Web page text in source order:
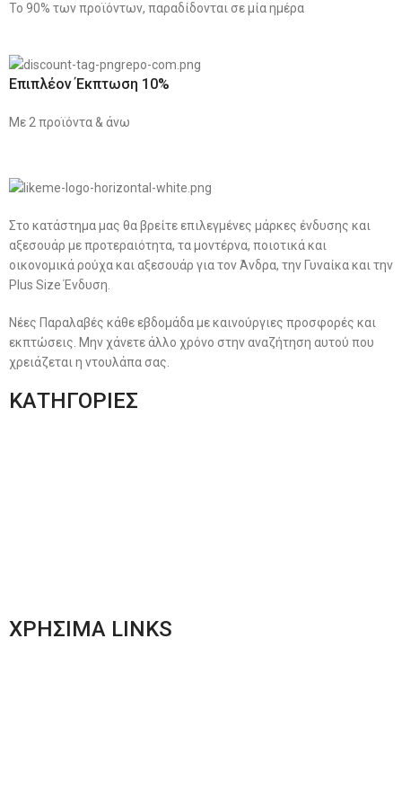
Το 90% των προϊόντων, παραδίδονται σε μία ημέρα
Επιπλέον Έκπτωση 10%
Με 2 προϊόντα & άνω
Στο κατάστημα μας θα βρείτε επιλεγμένες μάρκες ένδυσης και
αξεσουάρ με προτεραιότητα, τα μοντέρνα, ποιοτικά και
οικονομικά ρούχα και αξεσουάρ για τον Άνδρα, την Γυναίκα και την
Plus Size Ένδυση.
Νέες Παραλαβές κάθε εβδομάδα με καινούργιες προσφορές και
εκπτώσεις. Μην χάνετε άλλο χρόνο στην αναζήτηση αυτού που
χρειάζεται η ντουλάπα σας.
ΚΑΤΗΓΟΡΙΕΣ
ΧΡΗΣΙΜΑ LINKS